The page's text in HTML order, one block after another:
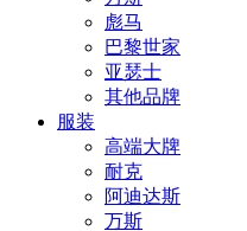
彪马
巴黎世家
亚瑟士
其他品牌
服装
高端大牌
耐克
阿迪达斯
万斯